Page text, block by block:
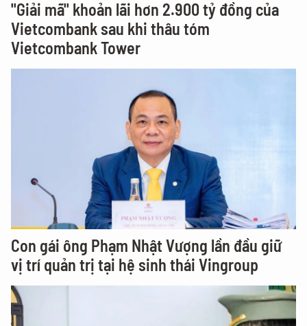
"Giải mã" khoản lãi hơn 2.900 tỷ đồng của
Vietcombank sau khi thâu tóm
Vietcombank Tower
Con gái ông Phạm Nhật Vượng lần đầu giữ
vị trí quản trị tại hệ sinh thái Vingroup